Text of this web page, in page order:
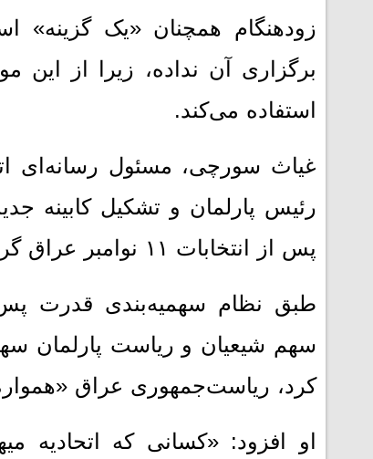
زودهنگام همچنان «یک
برگزاری آن نداده، زیرا از
استفاده می‌کند.
غیاث سورچی، مسئول رسانه‌ای
رئیس پارلمان و تشکیل کابینه
پس از انتخابات ۱۱ نوامبر عراق گره خورده است.
سهم شیعیان و ریاست پارلمان
کرد، ریاست‌جمهوری عراق
او افزود: «کسانی که اتحادیه